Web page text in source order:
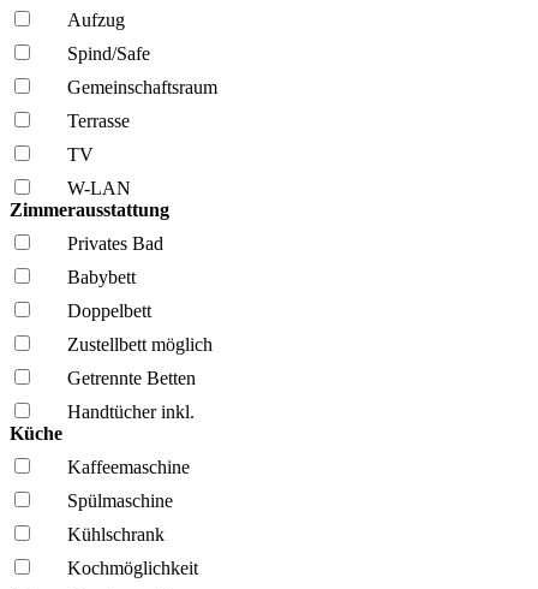
Aufzug
Spind/Safe
Gemeinschafts­raum
Terrasse
TV
W-LAN
Zimmerausstattung
Privates Bad
Babybett
Doppelbett
Zustellbett möglich
Getrennte Betten
Handtücher inkl.
Küche
Kaffee­maschine
Spül­maschine
Kühl­schrank
Kochmöglich­keit